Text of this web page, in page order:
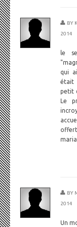
BY
2014
le
qui
était
petit
Le
BY
2014
Un